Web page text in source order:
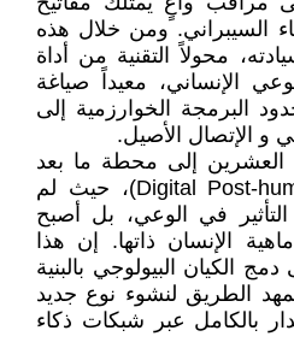
السيبراني. ومن خلال هذه
محولاً التقنية من أداة
الإنساني، معيداً صياغة
البرمجة الخوارزمية إلى
و الإتصال الأصيل.
إلى محطة ما بعد
الإنسانية الرقمية (Digital Post-humanism)، حيث لم
في الوعي، بل أصبح
الإنسان ذاتها. إن هذا
الكيان البيولوجي بالبنية
الطريق لنشوء نوع جديد
بالكامل عبر شبكات ذكاء